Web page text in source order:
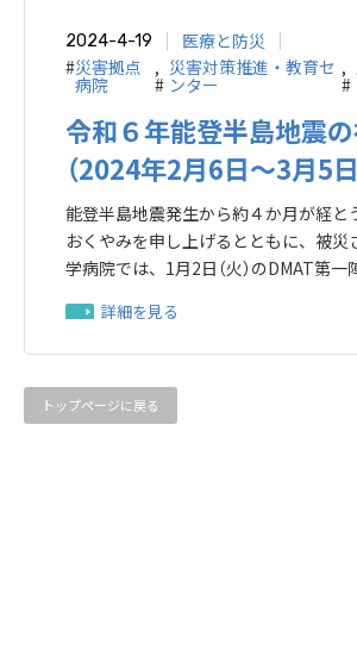
2024-4-19
医療と防災
#災害拠点
病院
,
#
災害対策推進・教育セ
ンター
,
#
令和６年能登半島地震
（2024年2月6日～3月5日
能登半島地震発生から約４か月が経
おくやみを申し上げるとともに、被
学病院では、1月2日（火）のDMAT第
詳細を見る
トップページに戻る